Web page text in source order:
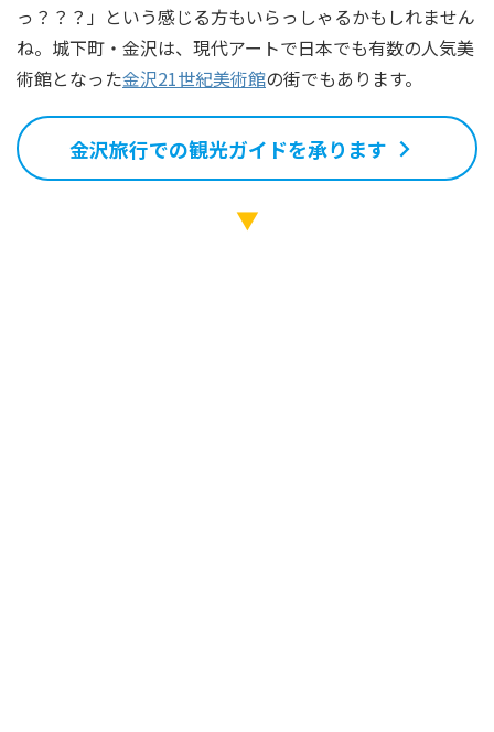
っ？？？」という感じる方もいらっしゃるかもしれません
ね。城下町・金沢は、現代アートで日本でも有数の人気美
術館となった金沢21世紀美術館の街でもあります。
金沢旅行での観光ガイドを承ります
▼